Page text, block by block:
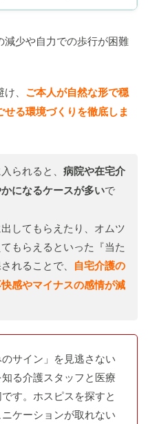
少や自力での歩行が困難
、 ご本人が自然な形で穏
る環境づくりを徹底しま
られると、 病院や在宅介
になるケースが多いで
してもらえたり、オムツ
もらえるといった『当た
れることで、 自宅介護の
感やマイナスの感情が減
サイン」を見逃さない
る介護スタッフと医療
す。ホスピスを探すと
ケーションが取れない